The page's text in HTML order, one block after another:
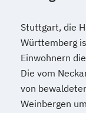
Stuttgart, die
Württemberg
Einwohnern
Die vom
von
Weinbergen